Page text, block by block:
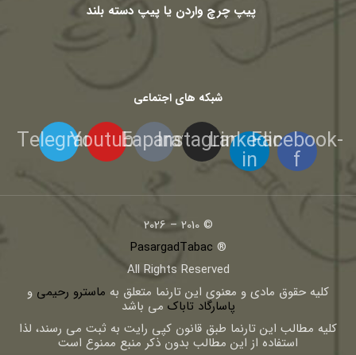
پیپ چرچ واردن یا پیپ دسته بلند
شبکه های اجتماعی
Facebook-
f
Linkedin-
in
Instagram
Eaparat
Youtube
Telegram
© 2010 – 2026
®
PasargadTabac
All Rights Reserved
كليه حقوق مادی و معنوی اين تارنما متعلق به ماسترو رحیمی و
پاسارگاد تاباک می باشد
کلیه مطالب این تارنما طبق قانون کپی رایت به ثبت می رسند، لذا
استفاده از این مطالب بدون ذکر منبع ممنوع است